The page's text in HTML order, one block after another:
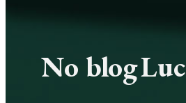
No blog